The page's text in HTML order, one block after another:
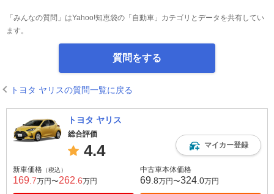
「みんなの質問」はYahoo!知恵袋の「自動車」カテゴリとデータを共有してい
ます。
質問をする
トヨタ ヤリスの質問一覧に戻る
トヨタ ヤリス
総合評価
4.4 マイカー登録
新車価格 （税込）
169 .7万円〜262 .6万円
中古車本体価格
69 .8万円〜324 .0万円